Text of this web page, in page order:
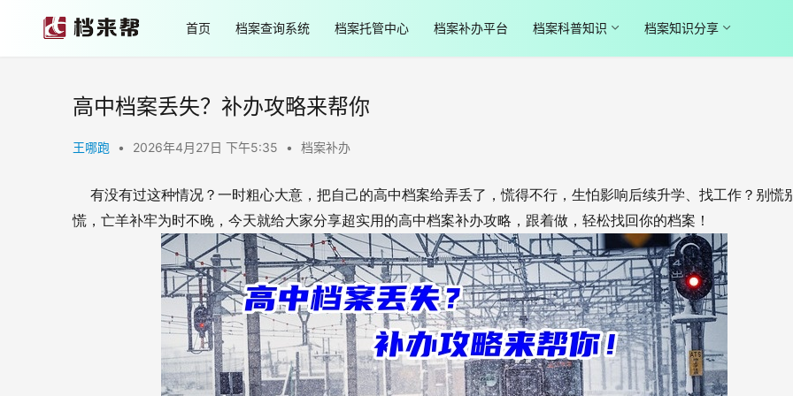
首页 档案查询系统 档案托管中心 档案补办平台 档案科普知识 档案知识分享
高中档案丢失？补办攻略来帮你
王哪跑 • 2026年4月27日 下午5:35 • 档案补办
有没有过这种情况？一时粗心大意，把自己的高中档案给弄丢了，慌得不行，生怕影响后续升学、找工作？别慌
慌，亡羊补牢为时不晚，今天就给大家分享超实用的高中档案补办攻略，跟着做，轻松找回你的档案！